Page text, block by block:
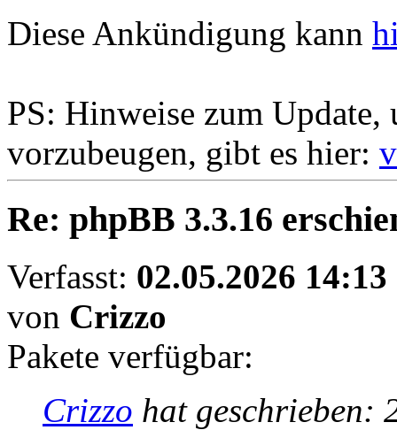
Diese Ankündigung kann
PS: Hinweise zum
vorzubeugen, gibt es hier:
Re: phpBB 3.3.16
Verfasst: 02.05.2026 14:13
von Crizzo
Pakete verfügbar:
Crizzo hat geschrieben: